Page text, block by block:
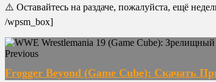
⚠️ Оставайтесь на раздаче, пожалуйста, ещё
/wpsm_box]
Previous
Frogger Beyond (Game Cube): Скачать